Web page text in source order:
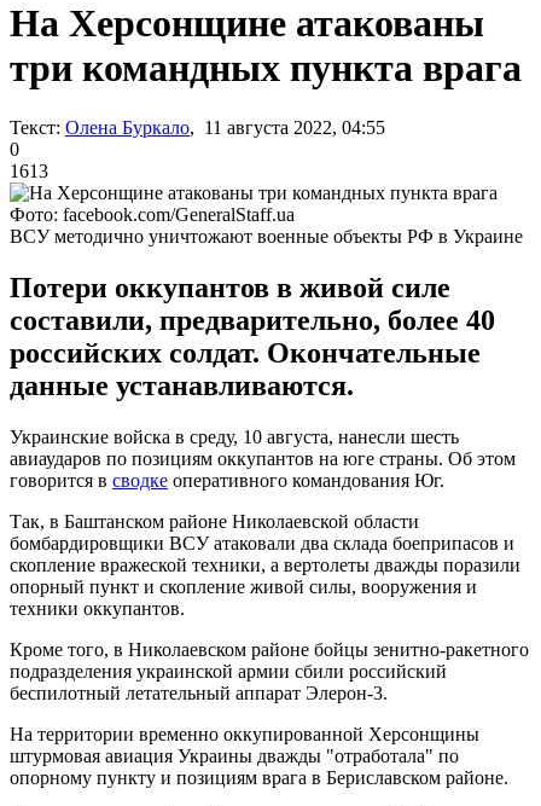
На Херсонщине атакованы
три командных пункта врага
Текст: Олена Буркало, 11 августа 2022, 04:55
0
1613
Фото: facebook.com/GeneralStaff.ua
ВСУ методично уничтожают военные объекты РФ в Украине
Потери оккупантов в живой силе
составили, предварительно, более 40
российских солдат. Окончательные
данные устанавливаются.
Украинские войска в среду, 10 августа, нанесли шесть
авиаударов по позициям оккупантов на юге страны. Об этом
говорится в сводке оперативного командования Юг.
Так, в Баштанском районе Николаевской области
бомбардировщики ВСУ атаковали два склада боеприпасов и
скопление вражеской техники, а вертолеты дважды поразили
опорный пункт и скопление живой силы, вооружения и
техники оккупантов.
Кроме того, в Николаевском районе бойцы зенитно-ракетного
подразделения украинской армии сбили российский
беспилотный летательный аппарат Элерон-3.
На территории временно оккупированной Херсонщины
штурмовая авиация Украины дважды "отработала" по
опорному пункту и позициям врага в Бериславском районе.